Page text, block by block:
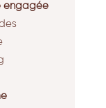
engagée